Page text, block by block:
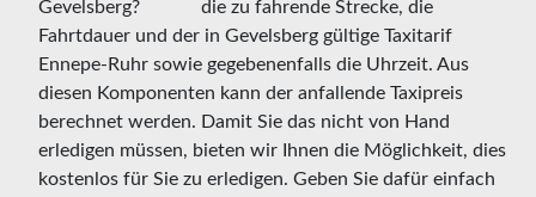
die zu fahrende Strecke, die
Fahrtdauer und der in Gevelsberg gültige Taxitarif
Ennepe-Ruhr sowie gegebenenfalls die Uhrzeit. Aus
diesen Komponenten kann der anfallende Taxipreis
berechnet werden. Damit Sie das nicht von Hand
erledigen müssen, bieten wir Ihnen die Möglichkeit, dies
kostenlos für Sie zu erledigen. Geben Sie dafür einfach